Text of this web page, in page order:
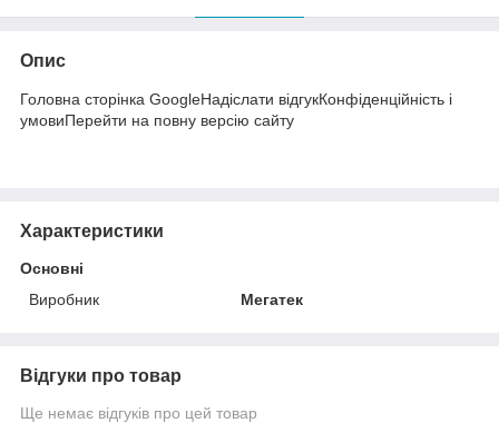
Опис
Головна сторінка GoogleНадіслати відгукКонфіденційність і
умовиПерейти на повну версію сайту
Характеристики
Основні
Виробник
Мегатек
Відгуки про товар
Ще немає відгуків про цей товар